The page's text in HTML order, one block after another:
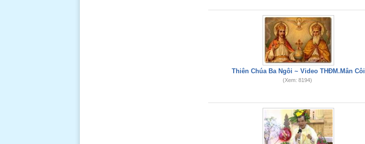
Thiên Chúa Ba Ngôi ~ Video THĐM.Mân Côi
(Xem: 8194)